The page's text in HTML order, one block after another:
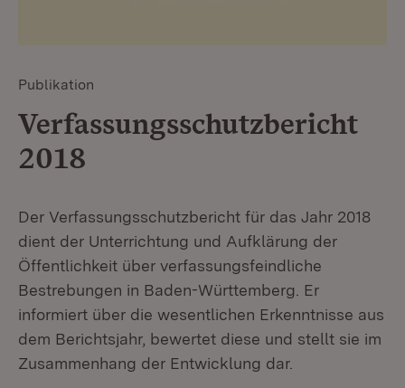
Publikation
Verfassungsschutzbericht
2018
Der Verfassungsschutzbericht für das Jahr 2018
dient der Unterrichtung und Aufklärung der
Öffentlichkeit über verfassungsfeindliche
Bestrebungen in Baden-Württemberg. Er
informiert über die wesentlichen Erkenntnisse aus
dem Berichtsjahr, bewertet diese und stellt sie im
Zusammenhang der Entwicklung dar.